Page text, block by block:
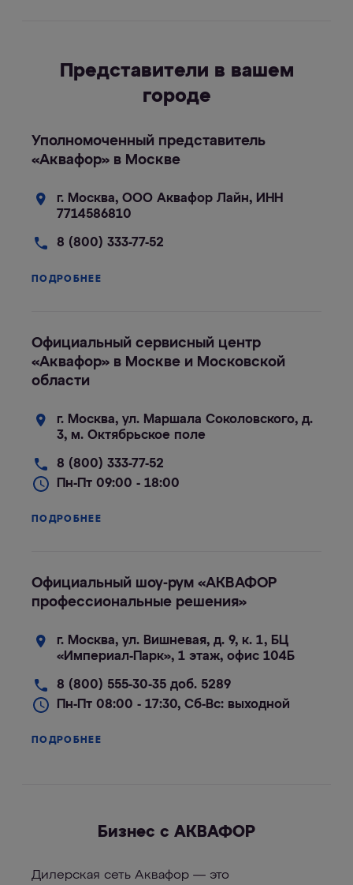
Представители в вашем
городе
Уполномоченный представитель
«Аквафор» в Москве
г. Москва, ООО Аквафор Лайн, ИНН
7714586810
8 (800) 333-77-52
ПОДРОБНЕЕ
Официальный сервисный центр
«Аквафор» в Москве и Московской
области
г. Москва, ул. Маршала Соколовского, д.
3, м. Октябрьское поле
8 (800) 333-77-52
Пн-Пт 09:00 - 18:00
ПОДРОБНЕЕ
Официальный шоу-рум «АКВАФОР
профессиональные решения»
г. Москва, ул. Вишневая, д. 9, к. 1, БЦ
«Империал-Парк», 1 этаж, офис 104Б
8 (800) 555-30-35 доб. 5289
Пн-Пт 08:00 - 17:30, Сб-Вс: выходной
ПОДРОБНЕЕ
Бизнес с АКВАФОР
Дилерская сеть Аквафор — это